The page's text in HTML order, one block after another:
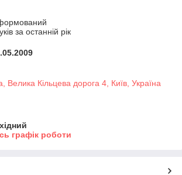
за останній рік
Велика Кільцева дорога 4, Київ, Україна
графік роботи